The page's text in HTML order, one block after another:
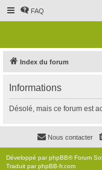
FAQ
Index du forum
Informations
Désolé, mais ce forum est
Nous contacter
Développé parphpBB® Forum
Traduit parphpBB-fr.com